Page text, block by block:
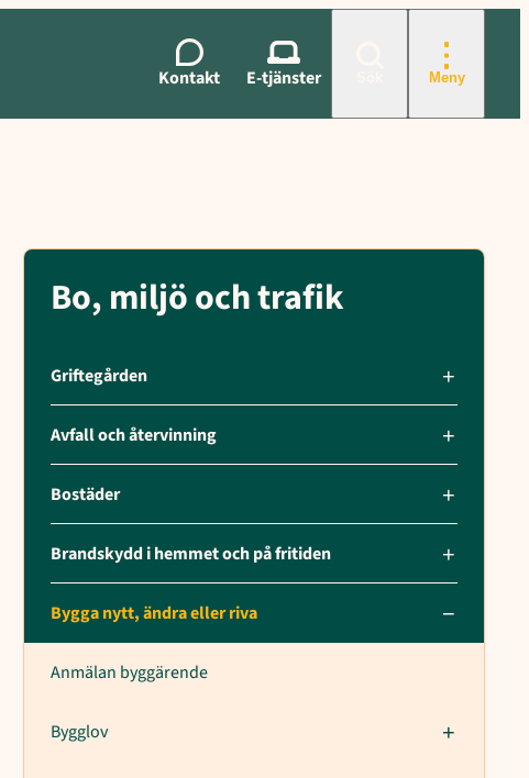
Kontakt E-tjänster Meny
Bo, miljö och trafik
Griftegården
Avfall och återvinning
Bostäder
Brandskydd i hemmet och på fritiden
Bygga nytt, ändra eller riva
Anmälan byggärende
Bygglov